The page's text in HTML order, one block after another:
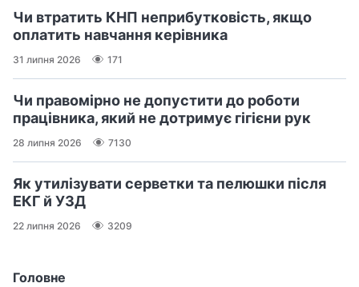
Головне
Чи втратить КНП неприбутковість, якщо
оплатить навчання керівника
31 липня 2026 171
Чи правомірно не допустити до роботи
працівника, який не дотримує гігієни рук
28 липня 2026 7130
Як утилізувати серветки та пелюшки після
ЕКГ й УЗД
22 липня 2026 3209